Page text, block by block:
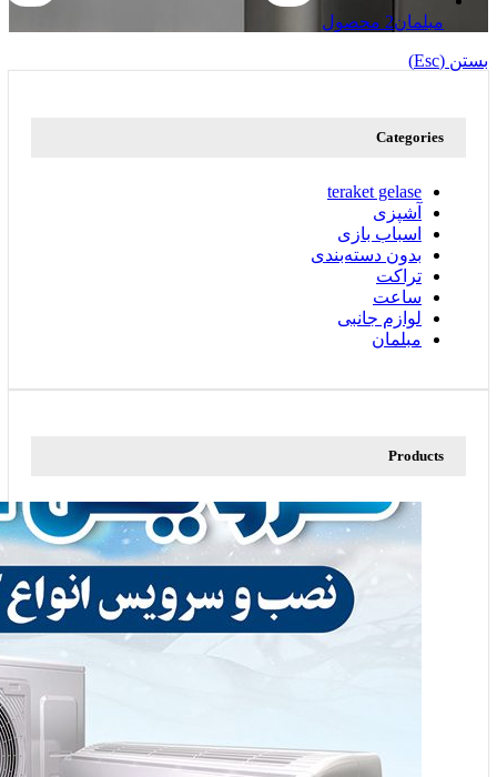
مبلمان2 محصول
بستن (Esc)
Categories
teraket gelase
آشپزی
اسباب بازی
بدون دسته‌بندی
تراکت
ساعت
لوازم جانبی
مبلمان
Products